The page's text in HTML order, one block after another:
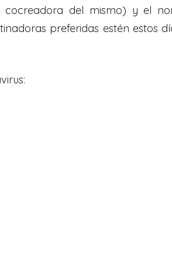
cocreadora del mismo) y el
preferidas estén estos